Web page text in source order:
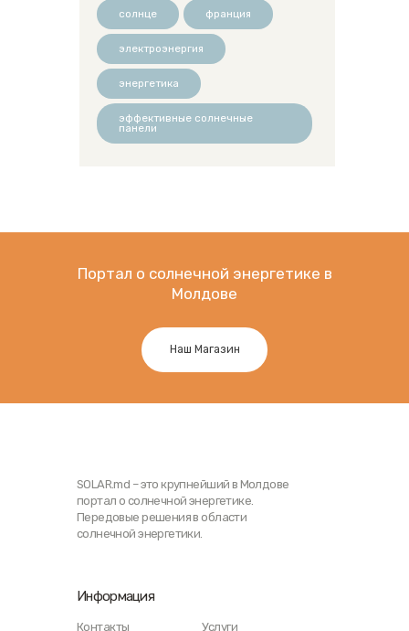
солнце франция
электроэнергия
энергетика
эффективные солнечные
панели
Портал о солнечной энергетике в
Молдове
Наш Магазин
SOLAR.md – это крупнейший в Молдове
портал о солнечной энергетике.
Передовые решения в области
солнечной энергетики.
Информация
Контакты Услуги